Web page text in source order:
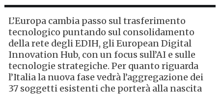
L’Europa cambia passo sul trasferimento
tecnologico puntando sul consolidamento
della rete degli EDIH, gli European Digital
Innovation Hub, con un focus sull’AI e sulle
tecnologie strategiche. Per quanto riguarda
l’Italia la nuova fase vedrà l’aggregazione dei
37 soggetti esistenti che porterà alla nascita